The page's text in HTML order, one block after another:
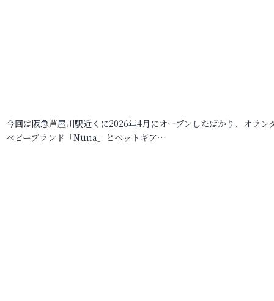
今回は阪急芦屋川駅近くに2026年4月にオープンしたばかり、オラン
ベビーブランド「Nuna」とペットギア…